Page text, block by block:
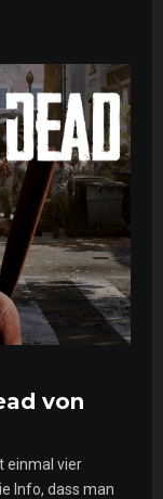
von
einmal vier
Info, dass man